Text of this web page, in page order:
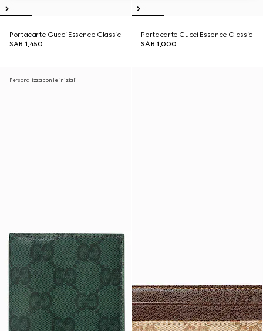
Portacarte Gucci Essence Classic
SAR 1,450
Portacarte Gucci Essence Classic
SAR 1,000
Personalizza con le iniziali